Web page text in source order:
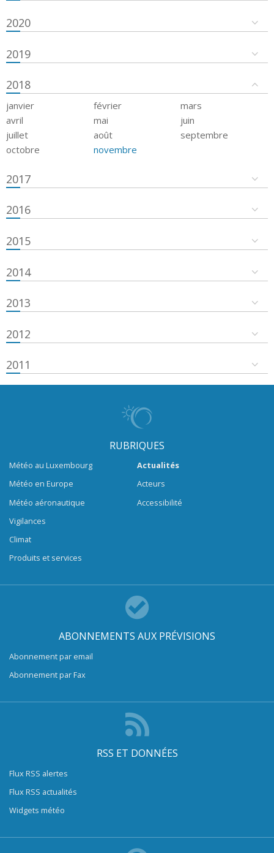
2020
2019
2018
janvier février
mars
avril
mai
juin
juillet
août
septembre
octobre
novembre
2017
2016
2015
2014
2013
2012
2011
RUBRIQUES
Météo au Luxembourg
Météo en Europe
Météo aéronautique
Vigilances
Climat
Produits et services
Actualités
Acteurs
Accessibilité
ABONNEMENTS AUX PRÉVISIONS
Abonnement par email
Abonnement par Fax
RSS ET DONNÉES
Flux RSS alertes
Flux RSS actualités
Widgets météo